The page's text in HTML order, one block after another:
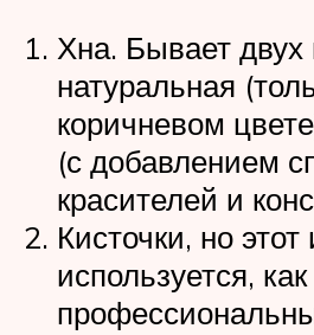
Хна. Бывает двух
натуральная
коричневом
(с добавлением
красителей и
Кисточки, но
используется,